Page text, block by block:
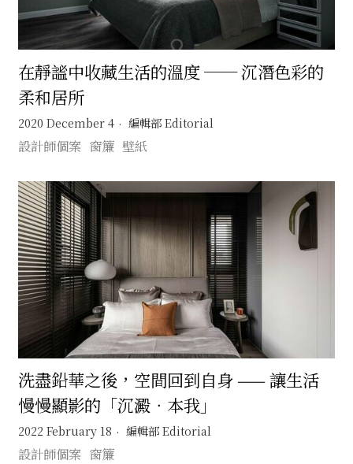
在靜謐中收藏生活的溫度 ── 沉潛色彩的
柔和居所
2020 December 4 編輯部 Editorial
設計師個案 窗簾 壁紙
洗盡鉛華之後，空間回到自身 —— 讓生活
慢慢顯影的「沉澱．本我」
2022 February 18 編輯部 Editorial
設計師個案 窗簾